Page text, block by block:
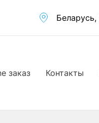
заказ Контакты